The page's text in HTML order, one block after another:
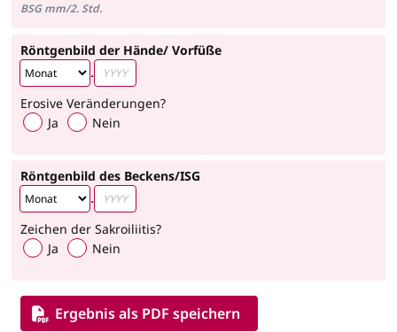
BSG mm/2. Std.
Röntgenbild der Hände/ Vorfüße
.
Erosive Veränderungen?
Ja
Nein
Röntgenbild des Beckens/ISG
.
Zeichen der Sakroiliitis?
Ja
Nein
Ergebnis als PDF speichern